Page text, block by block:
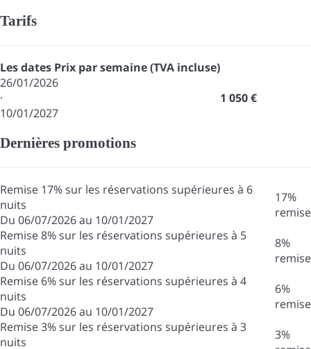
Tarifs
Les dates Prix par semaine (TVA incluse)
26/01/2026
·
10/01/2027
1 050 €
Dernières promotions
Remise 17% sur les réservations supérieures à 6
nuits
Du 06/07/2026 au 10/01/2027
17%
remise
Remise 8% sur les réservations supérieures à 5
nuits
Du 06/07/2026 au 10/01/2027
8%
remise
Remise 6% sur les réservations supérieures à 4
nuits
Du 06/07/2026 au 10/01/2027
6%
remise
Remise 3% sur les réservations supérieures à 3
nuits
3%